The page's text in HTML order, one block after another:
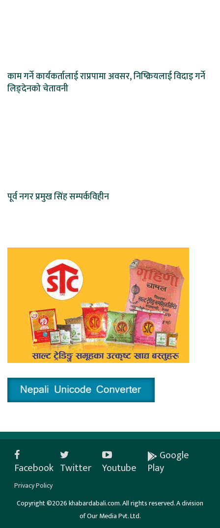
काम गर्ने कार्यकर्तालाई राप्रपामा अवसर, निष्क्रियलाई विदाइ गर्ने
लिङ्देनको चेतावनी
पूर्व नगर प्रमुख सिंह सम्पर्कविहीन
Facebook Twitter Youtube
Google
Play
Privacy Policy
Copyright ©2026 khabardabali.com. All rights reserved. A division
of Our Media Pvt. Ltd.